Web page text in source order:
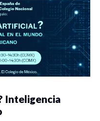
Inteligencia